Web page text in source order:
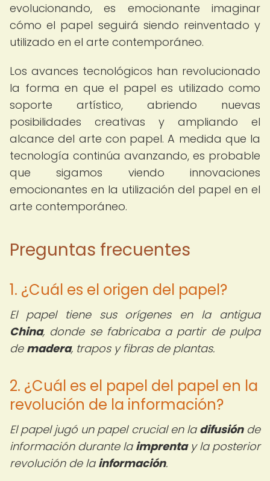
evolucionando, es emocionante imaginar
cómo el papel seguirá siendo reinventado y
utilizado en el arte contemporáneo.
Los avances tecnológicos han revolucionado
la forma en que el papel es utilizado como
soporte artístico, abriendo nuevas
posibilidades creativas y ampliando el
alcance del arte con papel. A medida que la
tecnología continúa avanzando, es probable
que sigamos viendo innovaciones
emocionantes en la utilización del papel en el
arte contemporáneo.
Preguntas frecuentes
1. ¿Cuál es el origen del papel?
El papel tiene sus orígenes en la antigua
China, donde se fabricaba a partir de pulpa
de madera, trapos y fibras de plantas.
2. ¿Cuál es el papel del papel en la
revolución de la información?
El papel jugó un papel crucial en la difusiónde
información durante la imprentay la posterior
revolución de la información.